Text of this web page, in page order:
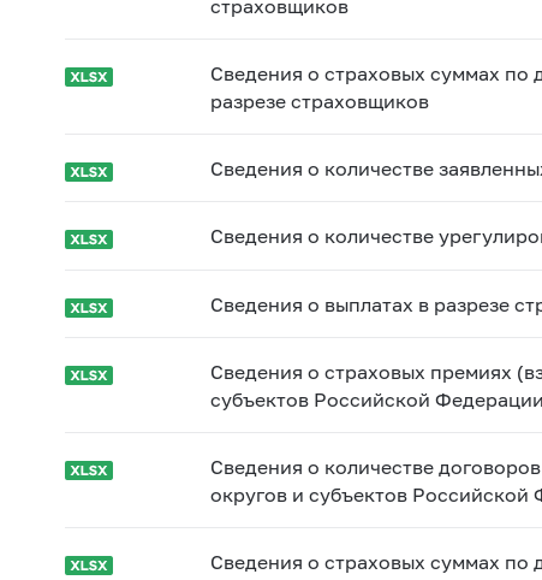
страховщиков
Сведения о страховых суммах по
разрезе страховщиков
Сведения о количестве
Сведения о количестве
Сведения о выплатах в разрезе
Сведения о страховых премиях
субъектов Российской Федерации
Сведения о количестве
округов и субъектов Российской
Сведения о страховых суммах по